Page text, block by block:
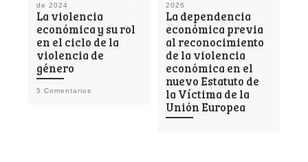
de 2024
La violencia
económica y su rol
en el ciclo de la
violencia de
género
5 Comentarios
2026
La dependencia
económica previa
al reconocimiento
de la violencia
económica en el
nuevo Estatuto de
la Víctima de la
Unión Europea